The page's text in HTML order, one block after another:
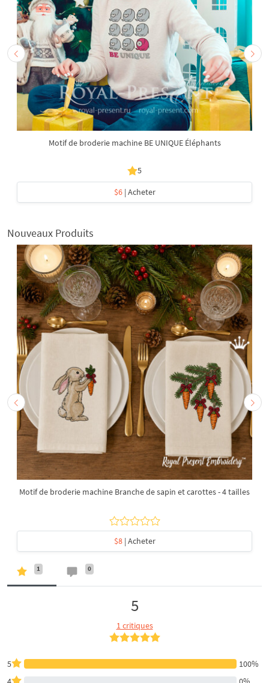
Motif de broderie machine BE UNIQUE Éléphants
5
$6| Acheter
Nouveaux Produits
Motif de broderie machine Branche de sapin et carottes - 4 tailles
$8| Acheter
1 0
5
1 critiques
5
100%